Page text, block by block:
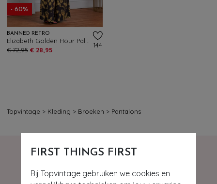
FIRST THINGS FIRST
Bij Topvintage gebruiken we cookies en
- 60%
BANNED RETRO
€ 72,95 € 28,95
144
Topvintage > Kleding > Broeken > Pantalons